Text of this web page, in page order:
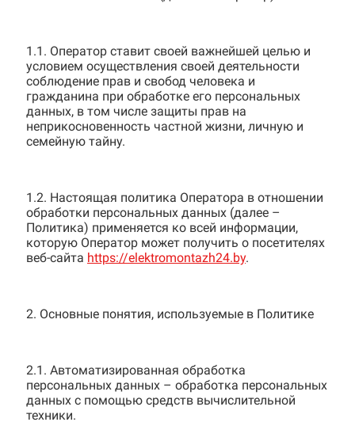
1.1. Оператор ставит своей важнейшей целью и
условием осуществления своей деятельности
соблюдение прав и свобод человека и
гражданина при обработке его персональных
данных, в том числе защиты прав на
неприкосновенность частной жизни, личную и
семейную тайну.
1.2. Настоящая политика Оператора в отношении
обработки персональных данных (далее –
Политика) применяется ко всей информации,
которую Оператор может получить о посетителях
веб-сайта https://elektromontazh24.by.
2. Основные понятия, используемые в Политике
2.1. Автоматизированная обработка
персональных данных – обработка персональных
данных с помощью средств вычислительной
техники.